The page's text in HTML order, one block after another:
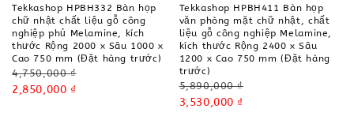
Tekkashop HPBH332 Bàn họp
chữ nhật chất liệu gỗ công
nghiệp phủ Melamine, kích
thước Rộng 2000 x Sâu 1000 x
Cao 750 mm (Đặt hàng trước)
Regular
price
4,750,000 ₫
Sale
2,850,000 ₫
Tekkashop HPBH411 Bàn họp
văn phòng mặt chữ nhật, chất
liệu gỗ công nghiệp Melamine,
kích thước Rộng 2400 x Sâu
1200 x Cao 750 mm (Đặt hàng
trước)
Regular
price
5,890,000 ₫
Sale
3,530,000 ₫